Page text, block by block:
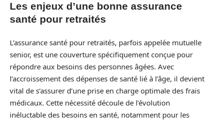
Les enjeux d’une bonne assurance
santé pour retraités
L’assurance santé pour retraités, parfois appelée mutuelle
senior, est une couverture spécifiquement conçue pour
répondre aux besoins des personnes âgées. Avec
l’accroissement des dépenses de santé lié à l’âge, il devient
vital de s’assurer d’une prise en charge optimale des frais
médicaux. Cette nécessité découle de l’évolution
inéluctable des besoins en santé, notamment pour les